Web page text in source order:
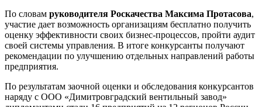
По словам руководителя Роскачества Максима Протасова,
участие дает возможность организациям бесплатно получить
оценку эффективности своих бизнес-процессов, пройти аудит
своей системы управления. В итоге конкурсанты получают
рекомендации по улучшению отдельных направлений работы
предприятия.
По результатам заочной оценки и обследования конкурсантов
наряду с ООО «Димитровградский вентильный завод»